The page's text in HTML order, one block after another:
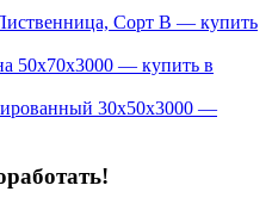
Сорт В — купить
50x70x3000 — купить в
30х50х3000 —